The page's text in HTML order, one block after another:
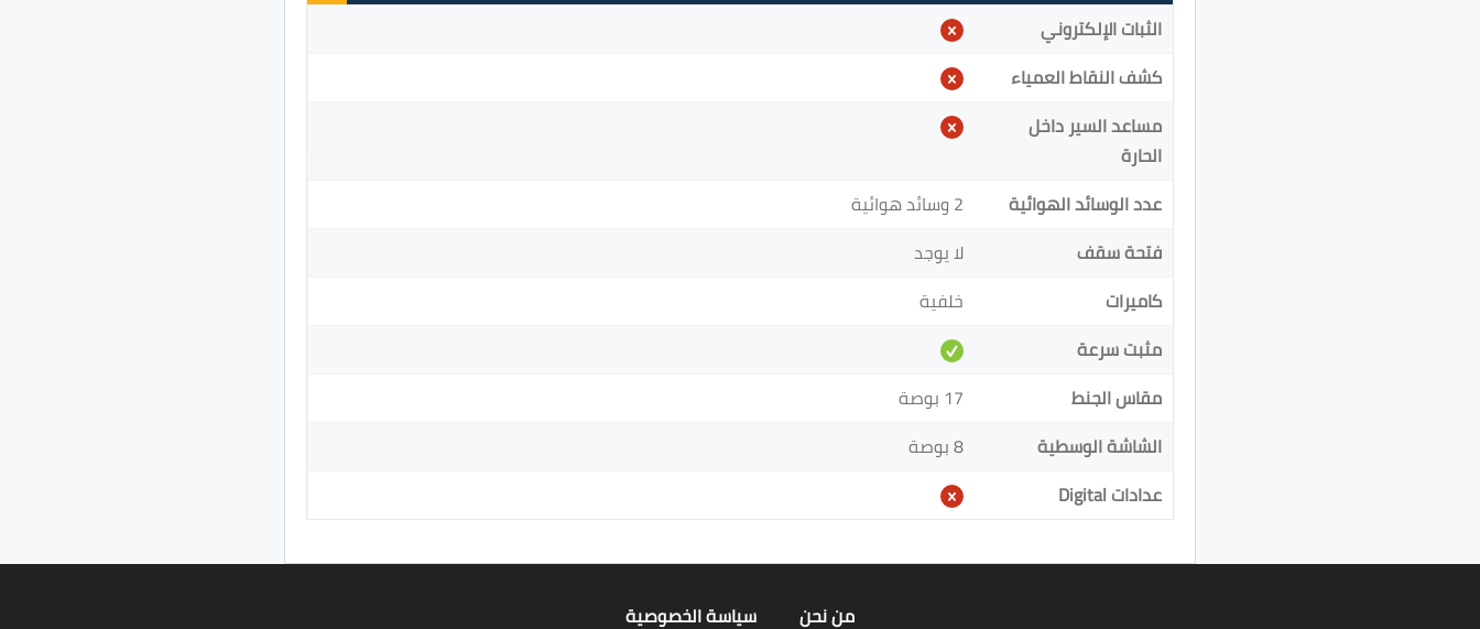
الثبات الإلكتروني
كشف النقاط العمياء
مساعد السير داخل
الحارة
عدد الوسائد الهوائية
2 وسائد هوائية
فتحة سقف
لا يوجد
كاميرات
خلفية
مثبت سرعة
مقاس الجنط
17 بوصة
الشاشة الوسطية
8 بوصة
عدادات Digital
من نحن سياسة الخصوصية